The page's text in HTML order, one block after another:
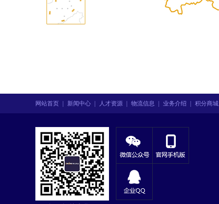
网站首页 新闻中心 人才资源 物流信息 业务介绍 积分商城